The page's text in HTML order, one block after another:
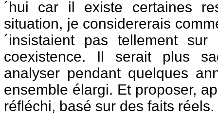
´hui car il existe certaines
situation, je considererais
´insistaient pas tellement
coexistence. Il serait plus
analyser pendant quelques
ensemble élargi. Et proposer,
réfléchi, basé sur des faits réels.